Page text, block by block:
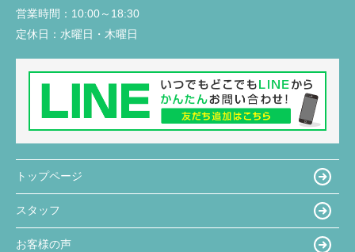
営業時間： 10:00～18:30
定休日： 水曜日・木曜日
トップページ
スタッフ
お客様の声